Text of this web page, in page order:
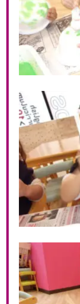
2020年 08月(20)
2020年 07月(21)
2020年 06月(22)
2020年 05月(18)
2020年 04月(21)
2020年 03月(19)
2020年 02月(16)
2020年 01月(19)
2019
2019年 12月(20)
2019年 11月(20)
2019年 10月(21)
2019年 09月(17)
2019年 08月(20)
2019年 07月(22)
2019年 06月(20)
2019年 04月(5)
2019年 03月(11)
2019年 02月(12)
2019年 01月(15)
2018